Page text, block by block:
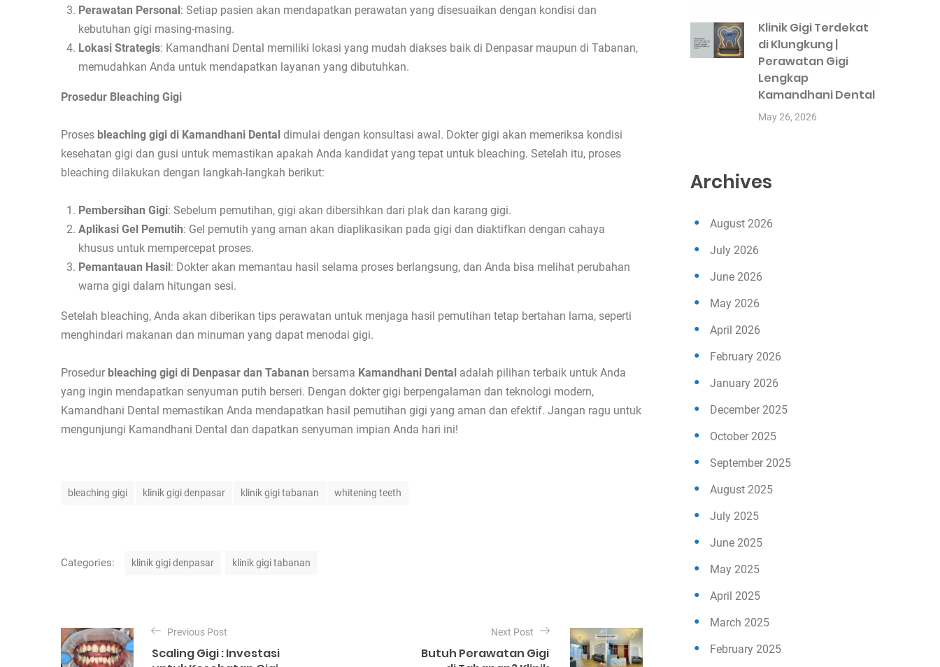
Perawatan Personal: Setiap pasien akan mendapatkan perawatan yang disesuaikan dengan kondisi dan
kebutuhan gigi masing-masing.
Lokasi Strategis: Kamandhani Dental memiliki lokasi yang mudah diakses baik di Denpasar maupun di Tabanan,
memudahkan Anda untuk mendapatkan layanan yang dibutuhkan.
Prosedur Bleaching Gigi
Proses bleaching gigi di Kamandhani Dental dimulai dengan konsultasi awal. Dokter gigi akan memeriksa kondisi
kesehatan gigi dan gusi untuk memastikan apakah Anda kandidat yang tepat untuk bleaching. Setelah itu, proses
bleaching dilakukan dengan langkah-langkah berikut:
Pembersihan Gigi: Sebelum pemutihan, gigi akan dibersihkan dari plak dan karang gigi.
Aplikasi Gel Pemutih: Gel pemutih yang aman akan diaplikasikan pada gigi dan diaktifkan dengan cahaya
khusus untuk mempercepat proses.
Pemantauan Hasil: Dokter akan memantau hasil selama proses berlangsung, dan Anda bisa melihat perubahan
warna gigi dalam hitungan sesi.
Setelah bleaching, Anda akan diberikan tips perawatan untuk menjaga hasil pemutihan tetap bertahan lama, seperti
menghindari makanan dan minuman yang dapat menodai gigi.
Prosedur bleaching gigi di Denpasar dan Tabanan bersama Kamandhani Dental adalah pilihan terbaik untuk Anda
yang ingin mendapatkan senyuman putih berseri. Dengan dokter gigi berpengalaman dan teknologi modern,
Kamandhani Dental memastikan Anda mendapatkan hasil pemutihan gigi yang aman dan efektif. Jangan ragu untuk
mengunjungi Kamandhani Dental dan dapatkan senyuman impian Anda hari ini!
bleaching gigi klinik gigi denpasar klinik gigi tabanan whitening teeth
Categories:
g
o
klinik gigi denpasar klinik gigi tabanan
P
o Previous Post
Scaling Gigi : Investasi
Next Post
Butuh Perawatan Gigi
Klinik Gigi Terdekat
di Klungkung |
Perawatan Gigi
Lengkap
Kamandhani Dental
May 26, 2026
Archives
August 2026
July 2026
June 2026
May 2026
April 2026
February 2026
January 2026
December 2025
October 2025
September 2025
August 2025
July 2025
June 2025
May 2025
April 2025
March 2025
February 2025